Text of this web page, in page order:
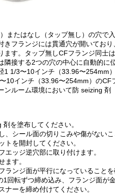
またはなし（タップ無し）の穴で
きフランジには貫通穴が開いてお
す。タップ無しCFフランジ同士
隣接する2つの穴の中心に自動的
1 1/3〜10インチ（33.96〜254mm
10インチ（33.96〜254mm）の
ンルーム環境において防 seizing
を塗布してください。
シール面の切りこみや傷がないこ
を開封してください。
ッジ逆穴部に取り付けます。
ます。
ンジ面が平行になっていることを
回転ずつ締め込み、フランジ面が
ーを締め付けてください。